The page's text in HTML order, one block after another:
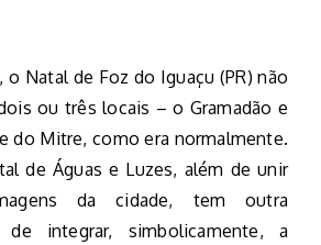
o Natal de Foz do Iguaçu (PR) não
ou três locais – o Gramadão e
do Mitre, como era normalmente.
de Águas e Luzes, além de unir
da cidade, tem outra
de integrar, simbolicamente, a